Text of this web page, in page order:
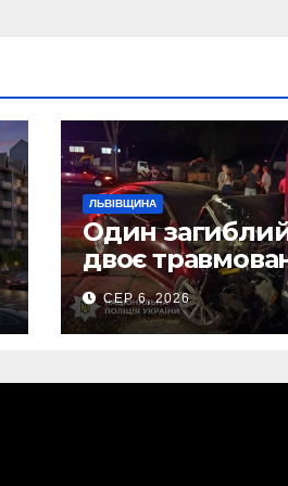
ЛЬВІВЩИНА
Один
двоє
внаслідок ДТП
Самбірщині
СЕР 6, 2026